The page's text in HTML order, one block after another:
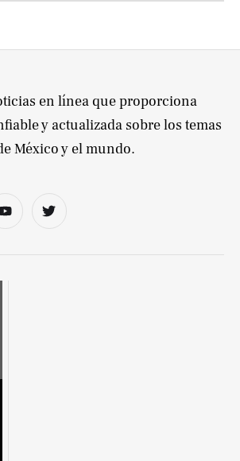
en línea que proporciona
y actualizada sobre los temas
México y el mundo.